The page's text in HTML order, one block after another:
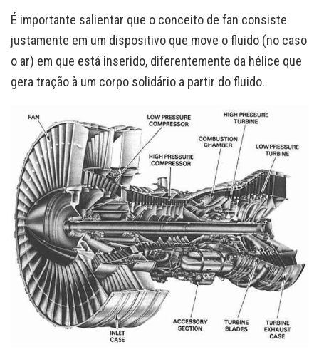
É importante salientar que o conceito de fan consiste
justamente em um dispositivo que move o fluido (no caso
o ar) em que está inserido, diferentemente da hélice que
gera tração à um corpo solidário a partir do fluido.